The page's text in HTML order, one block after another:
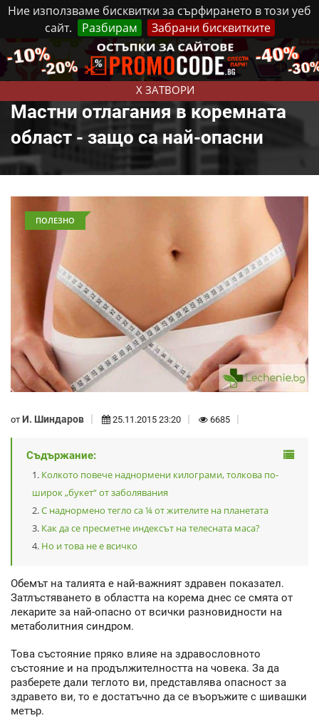
Ние използваме бисквитки за сърфирането в този уеб
сайт.
Разбирам Забрани бисквитките
X ЗАТВОРИ
Петък, 7 Август, 2026 Реклама Контакти
Мастни отлагания в коремната
област - защо са най-опасни
ПОЛЕЗНО
от И. Шиндаров 25.11.2015 23:20 6685
Съдържание:
Колкото повече наднормени килограми, толкова по-
широк „букет“ от заболявания
С наднормено тегло са ¼ от жителите на планетата
Как да се пресметне индексът на телесната маса?
Но и това не е всичко
Обемът на талията е най-важният здравен показател.
Затлъстяването в областта на корема днес се смята от
лекарите за най-опасно от всички разновидности на
метаболитния синдром.
Това състояние пряко влияе на здравословното
състояние и на продължителността на човека. За да
разберете дали теглото ви, представлява опасност за
здравето ви, то е достатъчно да се въоръжите с шивашки
метър.